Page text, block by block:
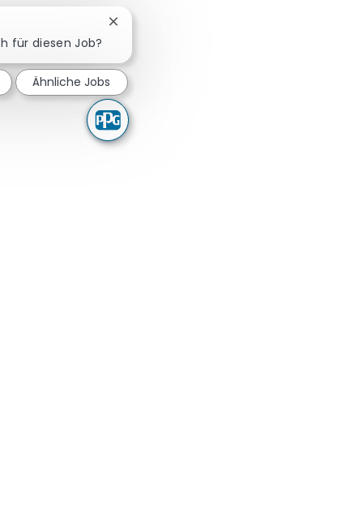
für diesen Job?
Chatbot-Benachrichtigung schließen
Ähnliche Jobs